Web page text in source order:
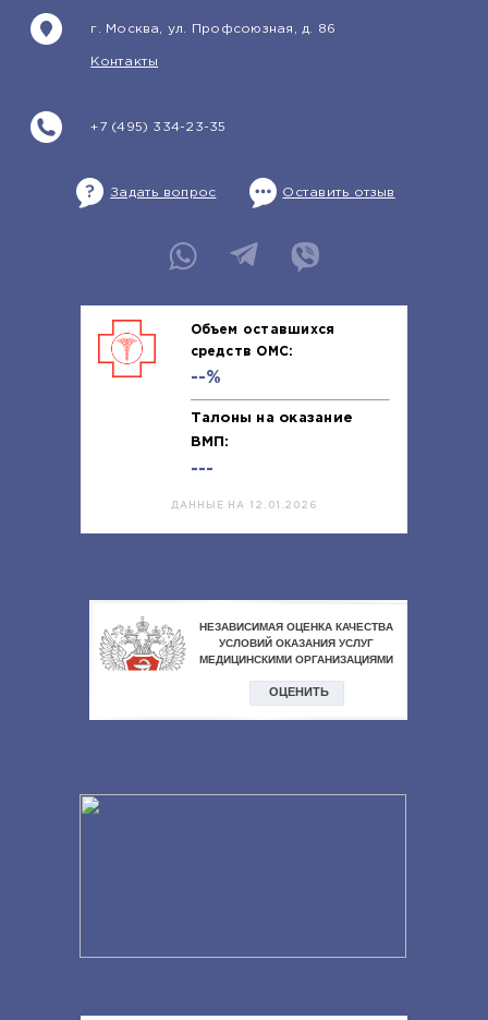
+7 (495) 334-23-35
г. Москва, ул. Профсоюзная, д. 86
Контакты
Задать вопрос Оставить отзыв
Объем оставшихся
средств ОМС:
--%
Талоны на оказание
ВМП:
---
ДАННЫЕ НА 12.01.2026